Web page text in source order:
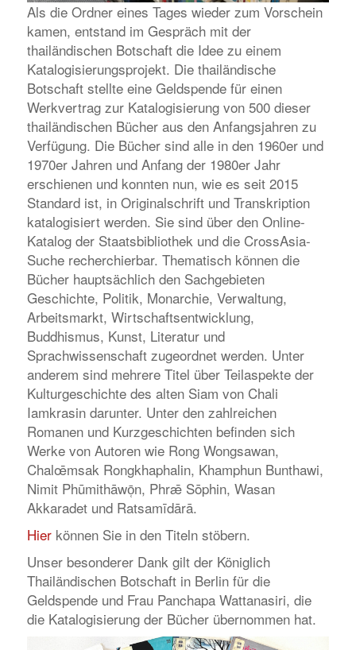
Als die Ordner eines Tages wieder zum Vorschein
kamen, entstand im Gespräch mit der
thailändischen Botschaft die Idee zu einem
Katalogisierungsprojekt. Die thailändische
Botschaft stellte eine Geldspende für einen
Werkvertrag zur Katalogisierung von 500 dieser
thailändischen Bücher aus den Anfangsjahren zu
Verfügung. Die Bücher sind alle in den 1960er und
1970er Jahren und Anfang der 1980er Jahr
erschienen und konnten nun, wie es seit 2015
Standard ist, in Originalschrift und Transkription
katalogisiert werden. Sie sind über den Online-
Katalog der Staatsbibliothek und die CrossAsia-
Suche recherchierbar. Thematisch können die
Bücher hauptsächlich den Sachgebieten
Geschichte, Politik, Monarchie, Verwaltung,
Arbeitsmarkt, Wirtschaftsentwicklung,
Buddhismus, Kunst, Literatur und
Sprachwissenschaft zugeordnet werden. Unter
anderem sind mehrere Titel über Teilaspekte der
Kulturgeschichte des alten Siam von Chali
Iamkrasin darunter. Unter den zahlreichen
Romanen und Kurzgeschichten befinden sich
Werke von Autoren wie Rong Wongsawan,
Chalœ̄msak Rongkhaphalin, Khamphun Bunthawi,
Nimit Phūmithāwō̜n, Phrǣ Sōphin, Wasan
Akkaradet und Ratsamīdārā.
Hierkönnen Sie in den Titeln stöbern.
Unser besonderer Dank gilt der Königlich
Thailändischen Botschaft in Berlin für die
Geldspende und Frau Panchapa Wattanasiri, die
die Katalogisierung der Bücher übernommen hat.